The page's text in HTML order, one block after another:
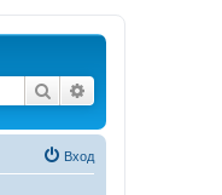
Поиск
Вход